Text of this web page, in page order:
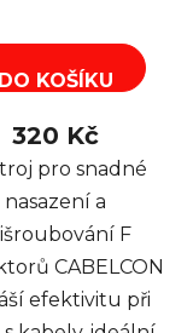
DO KOŠÍKU
320 Kč
pro snadné
nasazení a
F
CABELCON
efektivitu při